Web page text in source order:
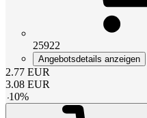
25922
Angebotsdetails anzeigen
2.77 EUR
3.08 EUR
-10%